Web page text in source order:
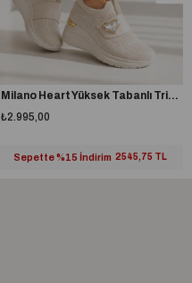
Milano Heart Yüksek Tabanlı Triko Spor Ayakkabı Bej
₺2.995,00
Sepette %15 İndirim 2545,75 TL